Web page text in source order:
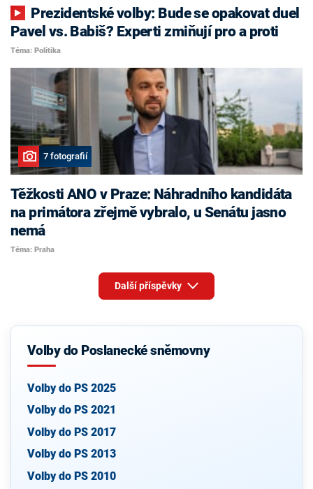
Pavel vs. Babiš? Experti zmiňují pro a proti
Téma: Politika
7 fotografií
Těžkosti ANO v Praze: Náhradního kandidáta
na primátora zřejmě vybralo, u Senátu jasno
nemá
Téma: Praha
Další příspěvky
Volby do Poslanecké sněmovny
Volby do PS 2025
Volby do PS 2021
Volby do PS 2017
Volby do PS 2013
Volby do PS 2010